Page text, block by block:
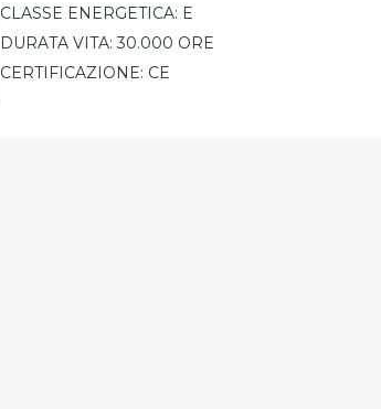
CLASSE ENERGETICA: E
DURATA VITA: 30.000 ORE
CERTIFICAZIONE: CE